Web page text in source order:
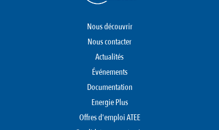
Nous découvrir
Nous contacter
Actualités
Événements
Documentation
Energie Plus
Offres d'emploi ATEE